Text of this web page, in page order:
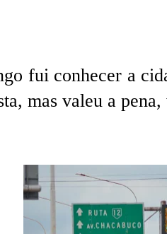
conhecer a
mas valeu a